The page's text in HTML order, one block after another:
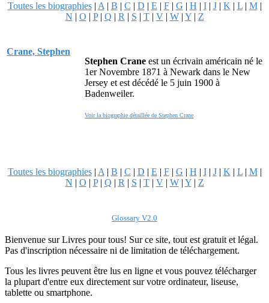
Toutes les biographies| A | B | C | D | E | F| G | H | I| J| K | L| M|
N | O | P| Q | R | S | T| V| W| Y| Z
Crane, Stephen
Stephen Crane est un écrivain américain né le
1er Novembre 1871 à Newark dans le New
Jersey et est décédé le 5 juin 1900 à
Badenweiler.
Voir la biographie détaillée de Stephen Crane
Toutes les biographies| A | B | C | D | E | F| G | H | I| J| K | L| M|
N | O | P| Q | R | S | T| V| W| Y| Z
Glossary V2.0
Bienvenue sur Livres pour tous! Sur ce site, tout est gratuit et légal.
Pas d'inscription nécessaire ni de limitation de téléchargement.
Tous les livres peuvent être lus en ligne et vous pouvez télécharger
la plupart d'entre eux directement sur votre ordinateur, liseuse,
tablette ou smartphone.